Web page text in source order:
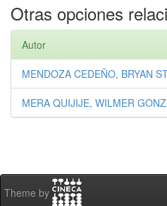
Otras opciones
Autor
MENDOZA CEDEÑO, BRYAN
MERA QUIJIJE, WILMER
Theme by